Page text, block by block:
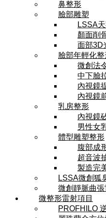
鼻整形
臉部雕塑
LSSA
顏面削
面部3D
臉部年輕化整
微創法
中下臉
內視鏡
內視鏡
乳房整形
內視鏡
男性女
體型雕塑整形
腹部成
超音波
製造完
LSSA微創狐
微創靜脈曲
微整形雷射項目
PROFHILO